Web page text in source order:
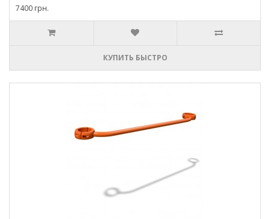
7400 грн.
КУПИТЬ БЫСТРО